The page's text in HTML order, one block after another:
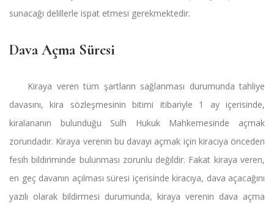
sunacağı delillerle ispat etmesi gerekmektedir.
Dava Açma Süresi
Kiraya veren tüm şartların sağlanması durumunda tahliye
davasını, kira sözleşmesinin bitimi itibariyle 1 ay içerisinde,
kiralananın bulunduğu Sulh Hukuk Mahkemesinde açmak
zorundadır. Kiraya verenin bu davayı açmak için kiracıya önceden
fesih bildiriminde bulunması zorunlu değildir. Fakat kiraya veren,
en geç davanın açılması süresi içerisinde kiracıya, dava açacağını
yazılı olarak bildirmesi durumunda, kiraya verenin dava açma